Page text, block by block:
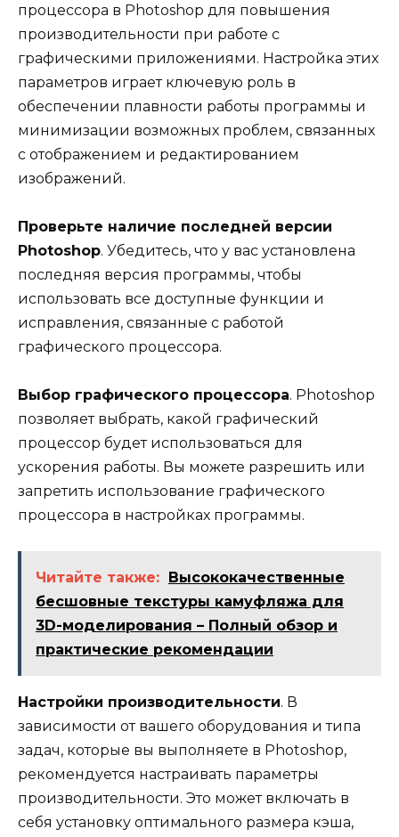
процессора в Photoshop для повышения
производительности при работе с
графическими приложениями. Настройка этих
параметров играет ключевую роль в
обеспечении плавности работы программы и
минимизации возможных проблем, связанных
с отображением и редактированием
изображений.
Проверьте наличие последней версии
Photoshop. Убедитесь, что у вас установлена
последняя версия программы, чтобы
использовать все доступные функции и
исправления, связанные с работой
графического процессора.
Выбор графического процессора. Photoshop
позволяет выбрать, какой графический
процессор будет использоваться для
ускорения работы. Вы можете разрешить или
запретить использование графического
процессора в настройках программы.
Читайте также:
Высококачественные
бесшовные текстуры камуфляжа для
3D-моделирования – Полный обзор и
практические рекомендации
Настройки производительности. В
зависимости от вашего оборудования и типа
задач, которые вы выполняете в Photoshop,
рекомендуется настраивать параметры
производительности. Это может включать в
себя установку оптимального размера кэша,